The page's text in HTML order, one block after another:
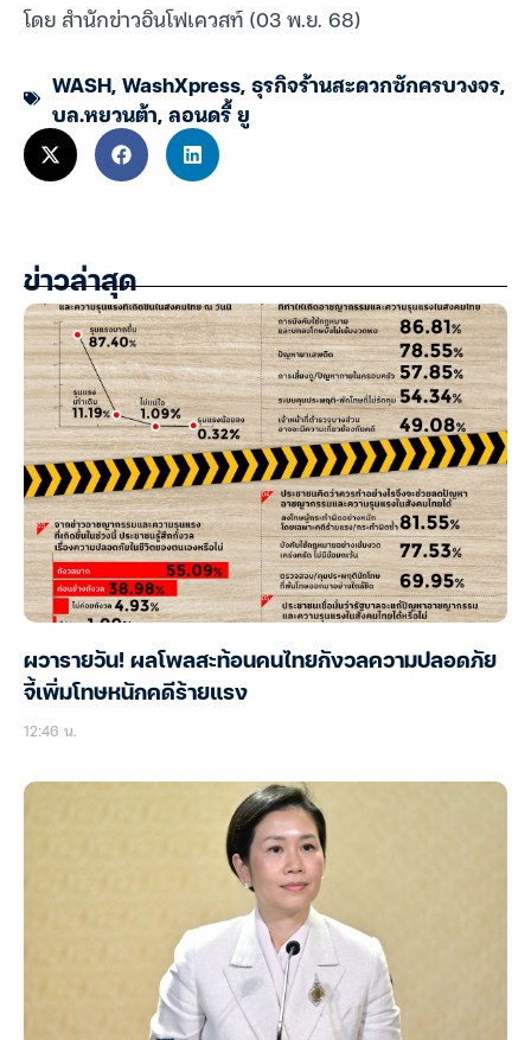
โดย สำนักข่าวอินโฟเควสท์ (03 พ.ย. 68)
WASH,WashXpress,ธุรกิจร้านสะดวกซักครบวงจร,
บล.หยวนต้า,ลอนดรี้ ยู
ข่าวล่าสุด
ผวารายวัน! ผลโพลสะท้อนคนไทยกังวลความปลอดภัย
จี้เพิ่มโทษหนักคดีร้ายแรง
12:46 น.